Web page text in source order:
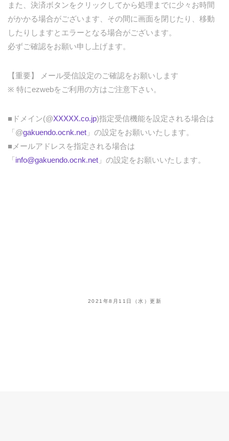
また、決済ボタンをクリックしてから処理までに少々お時間
がかかる場合がございます、その間に画面を閉じたり、移動
したりしますとエラーとなる場合がございます。
必ずご確認をお願い申し上げます。
【重要】 メール受信設定のご確認をお願いします
※ 特にezwebをご利用の方はご注意下さい。
■ドメイン(@XXXXX.co.jp)指定受信機能を設定される場合は
「@gakuendo.ocnk.net 」の設定をお願いいたします。
■メールアドレスを指定される場合は
「info@gakuendo.ocnk.net 」の設定をお願いいたします。
2021年8月11日（水）更新